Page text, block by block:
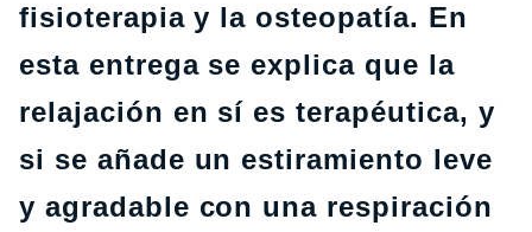
fisioterapia y la osteopatía. En
esta entrega se explica que la
relajación en sí es terapéutica, y
si se añade un estiramiento leve
y agradable con una respiración